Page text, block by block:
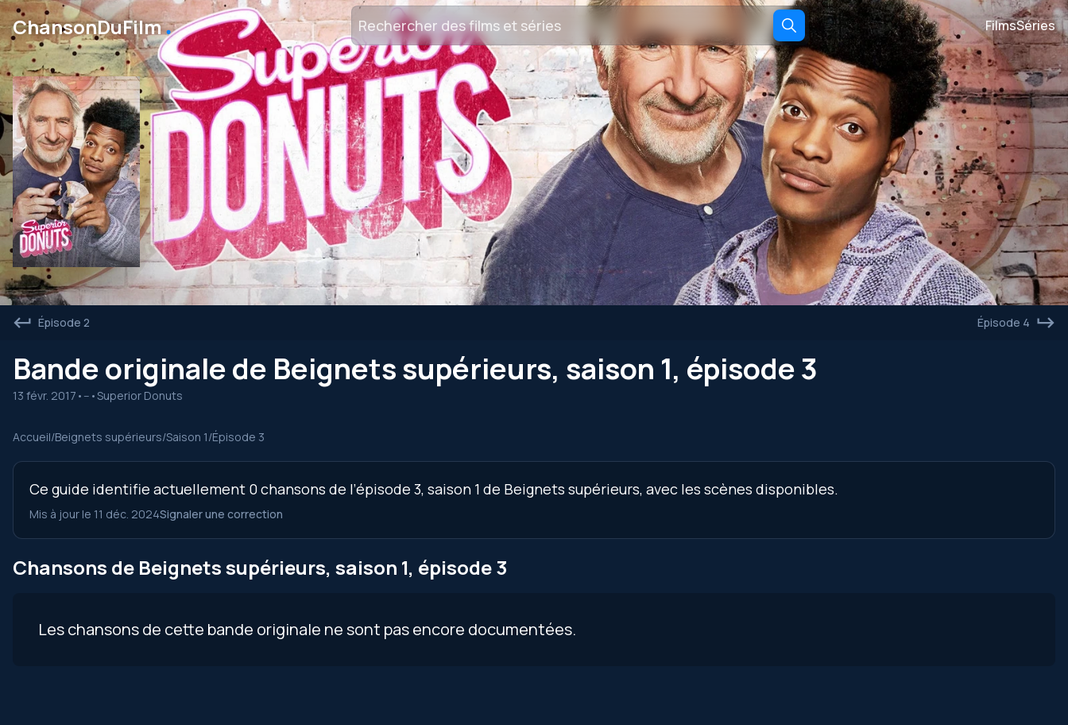
ChansonDuFilm․ FilmsSéries
Épisode 2 Épisode 4
Bande originale de Beignets supérieurs, saison 1, épisode 3
13 févr. 2017 • -- •Superior Donuts
Accueil/Beignets supérieurs/Saison 1/Épisode 3
Ce guide identifie actuellement 0 chansons de l’épisode 3, saison 1 de Beignets supérieurs, avec les scènes disponibles.
Mis à jour le 11 déc. 2024Signaler une correction
Chansons de Beignets supérieurs, saison 1, épisode 3
Les chansons de cette bande originale ne sont pas encore documentées.